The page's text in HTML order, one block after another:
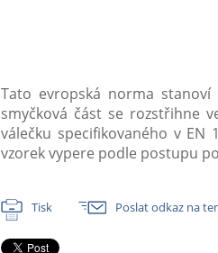
Tato evropská norma
smyčková část se rozstřihne
válečku specifikovaného v
vzorek vypere podle postupu
Tisk Poslat odkaz na